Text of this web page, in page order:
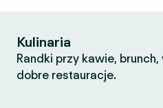
Kulinaria
Randki przy kawie,
dobre restauracje.